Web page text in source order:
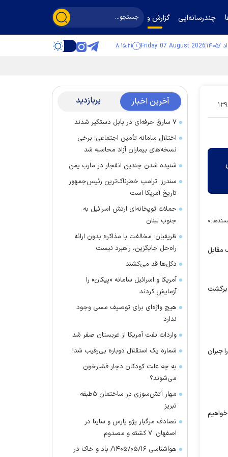
چندرسانه‌ایی گزارش و گفت‌وگو
Friday 07 August 2026 ۸:۱۵:۲۲
۱۹
۰
مقابل
برگشت
جبران
آخرین اخبار پربازدید
۷ سارق حرفه‌ای در بابل دستگیر شدند
اختلال سامانه تأمین اجتماعی؛ برخی
نسخه‌های بیماران آزاد محاسبه شد
شنیده شدن چندین انفجار در مارب یمن
سندرز: ترامپ خطرناک‌ترین رئیس‌جمهور
تاریخ آمریکا است
حملات توپخانه‌ای ارتش اسرائیل به
جنوب لبنان
ظریفیان: مخالفت با مذاکره بدون ارائه
راه‌حل جایگزین، راهبرد نیست
دکل‌ها قد می‌کشند
آمریکا و اسرائیل سامانه «پیکان» را
آزمایش کردند
هیچ واژه‌ای برای توصیف مسی وجود
ندارد
واردات نفت آمریکا از عربستان صفر شد
شماره یک استقلال دوباره بی‌رقیب شد!
به چه علت کودکان دچار فشارخون
می‌شوند؟
مهار آتش‌سوزی در ساختمان ۵‌طبقه
تبریز
تصادف مرگبار پژو پارس و ساینا در
اصفهان؛ ۷ کشته و مصدوم
هواشناسی ۱۴۰۵/۰۵/۱۶/ باد و خاک در